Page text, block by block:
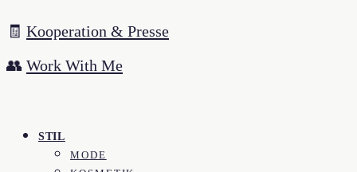
🧾 Kooperation & Presse
👥 Work With Me
STIL
MODE